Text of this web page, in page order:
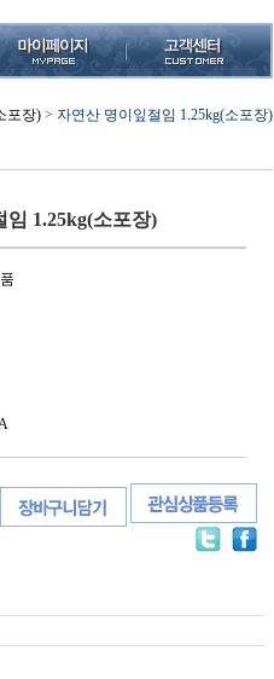
포장) > 자연산 명이잎절임 1.25kg(소포장)
임 1.25kg(소포장)